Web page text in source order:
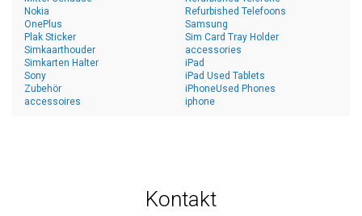
Nokia
OnePlus
Plak Sticker
Refurbished Telefoons
Samsung
Sim Card Tray Holder
Simkaarthouder
Simkarten Halter
Sony
Zubehör
accessoires
accessories
iPad
iPad Used Tablets
iPhoneUsed Phones
iphone
Kontakt